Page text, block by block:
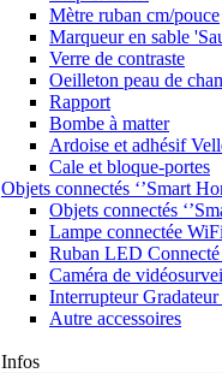
Mètre ruban cm/pouce
Marqueur en sable
Verre de contraste
Oeilleton peau de
Rapport
Bombe à matter
Ardoise et adhésif
Cale et bloque-portes
Objets connectés ‘’Smart
Objets connectés
Lampe connectée WiFi
Ruban LED
Caméra de
Interrupteur
Autre accessoires
Infos